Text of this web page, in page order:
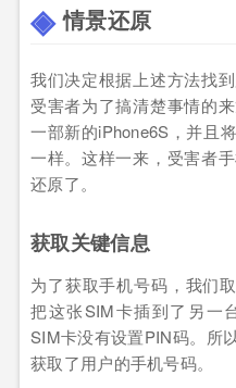
情景还原
我们决定根据上述方法找
受害者为了搞清楚事情的
一部新的iPhone6S，并且
一样。这样一来，受害者
还原了。
获取关键信息
为了获取手机号码，我们
把这张SIM卡插到了另一
SIM卡没有设置PIN码。所
获取了用户的手机号码。